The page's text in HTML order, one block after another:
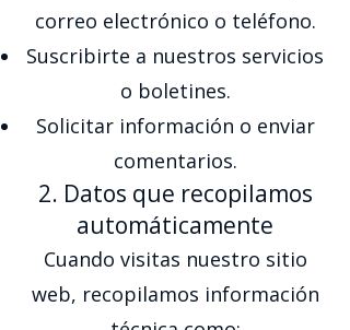
correo electrónico o teléfono.
Suscribirte a nuestros servicios
o boletines.
Solicitar información o enviar
comentarios.
2. Datos que recopilamos
automáticamente
Cuando visitas nuestro sitio
web, recopilamos información